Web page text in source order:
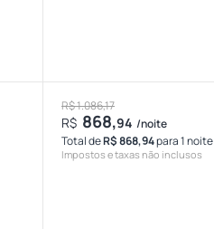
R$ 1.086,17
R$ 868,94 /noite
Total deR$ 868,94para 1 noite
Impostos e taxas não inclusos